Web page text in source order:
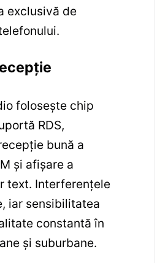
exclusivă de
folosește chip
RDS,
bună a
și afișare a
text. Interferențele
iar sensibilitatea
constantă în
și suburbane.